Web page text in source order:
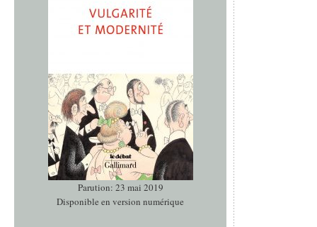
Parution: 23 mai 2019
Disponible en version numérique